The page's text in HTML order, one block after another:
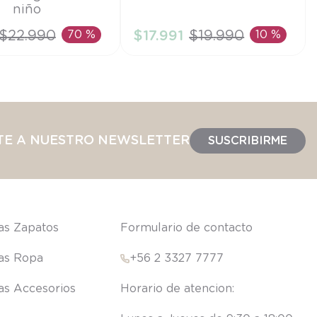
AL CARRITO
niño
22.990 70 % AÑADIR AL CARRITO
$17.991 $19.990 10 %
A NUESTRO NEWSLETTER SUSCRIBIRME
Zapatos
Ropa
Accesorios
Formulario de contacto
+56 2 3327 7777